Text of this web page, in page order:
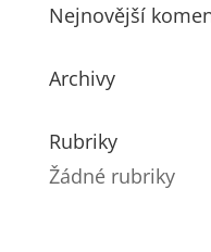
Nejnovější
Archivy
Rubriky
Žádné rubriky